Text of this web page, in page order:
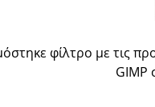
φίλτρο με τις
GIMP